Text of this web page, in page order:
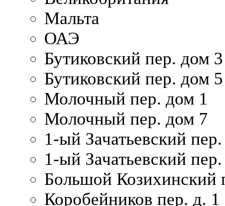
Мальта
ОАЭ
Бутиковский пер. дом 3
Бутиковский пер. дом 5
Молочный пер. дом 1
Молочный пер. дом 7
1-ый Зачатьевский
1-ый Зачатьевский
Большой Козихинский
Коробейников пер. д. 1